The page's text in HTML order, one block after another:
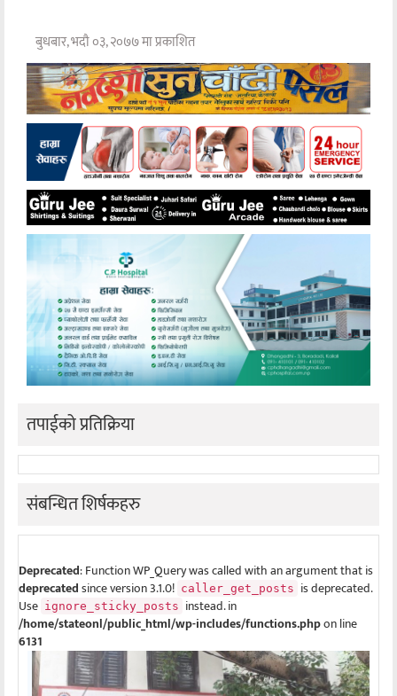
बुधबार, भदौ ०३, २०७७ मा प्रकाशित
तपाईको प्रतिक्रिया
संबन्धित शिर्षकहरु
Deprecated: Function WP_Query was called with an argument that is
deprecatedsince version 3.1.0! caller_get_posts is deprecated.
Use ignore_sticky_posts instead. in
/home/stateonl/public_html/wp-includes/functions.phpon line
6131